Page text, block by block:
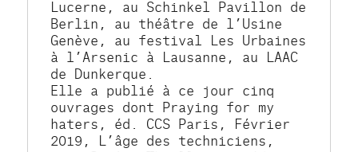
Lucerne, au Schinkel Pavillon de
Berlin, au théâtre de l’Usine
Genève, au festival Les Urbaines
à l’Arsenic à Lausanne, au LAAC
de Dunkerque.
Elle a publié à ce jour cinq
ouvrages dont Praying for my
haters, éd. CCS Paris, Février
2019, L’âge des techniciens,